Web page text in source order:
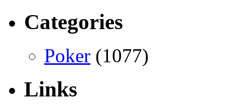
Categories
Poker (1077)
Links